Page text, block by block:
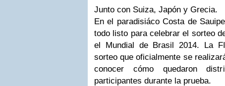
Junto con Suiza, Japón y Grecia.
En el paradisiáco Costa de
todo listo para celebrar el sorteo
el Mundial de Brasil 2014. La
sorteo que oficialmente se
conocer cómo quedaron
participantes durante la prueba.